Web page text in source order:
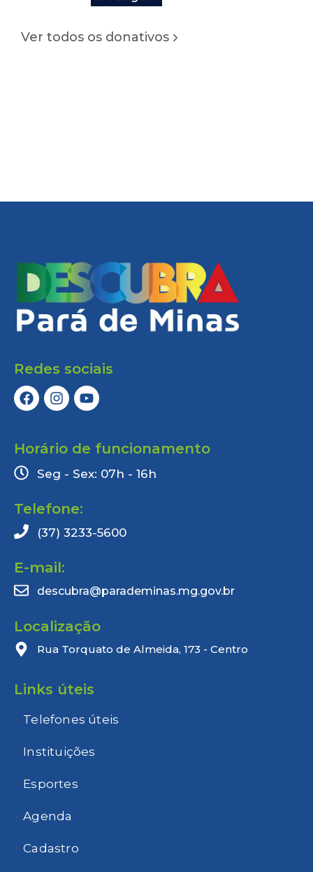
Ver todos os donativos
Redes sociais
Horário de funcionamento
Seg - Sex: 07h - 16h
Telefone:
(37) 3233-5600
E-mail:
descubra@parademinas.mg.gov.br
Localização
Rua Torquato de Almeida, 173 - Centro
Links úteis
Telefones úteis
Instituições
Esportes
Agenda
Cadastro